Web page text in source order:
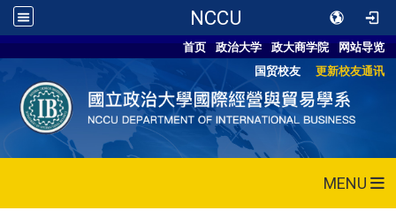
NCCU
首页 政治大学 政大商学院
网站导览
国贸校友
更新校友通讯
MENU